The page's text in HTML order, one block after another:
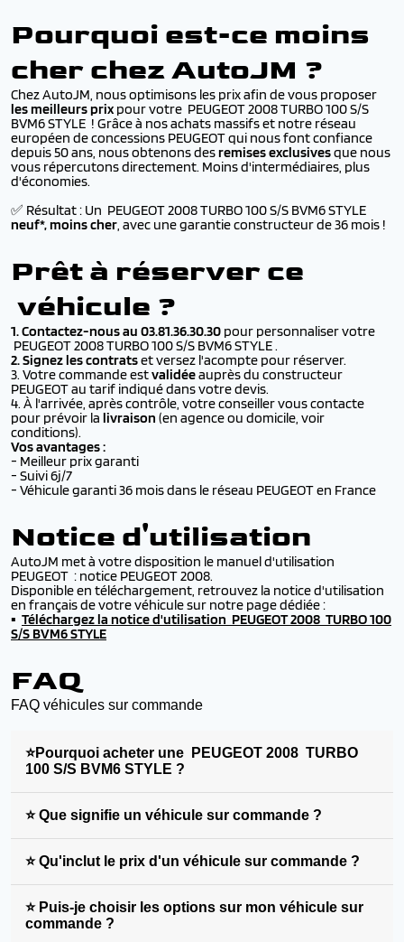
Pourquoi est-ce moins
cher chez AutoJM ?
Chez AutoJM, nous optimisons les prix afin de vous proposer
les meilleurs prix pour votre PEUGEOT 2008 TURBO 100 S/S
BVM6 STYLE ! Grâce à nos achats massifs et notre réseau
européen de concessions PEUGEOT qui nous font confiance
depuis 50 ans, nous obtenons desremises exclusivesque nous
vous répercutons directement. Moins d'intermédiaires, plus
d'économies.
✅ Résultat : Un PEUGEOT 2008 TURBO 100 S/S BVM6 STYLE
neuf*, moins cher, avec une garantie constructeur de 36 mois !
Prêt à réserver ce
véhicule ?
1. Contactez-nous au 03.81.36.30.30 pour personnaliser votre
PEUGEOT 2008 TURBO 100 S/S BVM6 STYLE .
2. Signez les contratset versez l'acompte pour réserver.
3. Votre commande estvalidéeauprès du constructeur
PEUGEOT au tarif indiqué dans votre devis.
4. À l'arrivée, après contrôle, votre conseiller vous contacte
pour prévoir la livraison (en agence ou domicile, voir
conditions).
Vos avantages :
- Meilleur prix garanti
- Suivi 6j/7
- Véhicule garanti 36 mois dans le réseau PEUGEOT en France
Notice d'utilisation
AutoJM met à votre disposition le manuel d'utilisation
PEUGEOT : notice PEUGEOT 2008.
Disponible en téléchargement, retrouvez la notice d'utilisation
en français de votre véhicule sur notre page dédiée :
▪️ Téléchargez la notice d'utilisation PEUGEOT 2008 TURBO 100
S/S BVM6 STYLE
FAQ
FAQ véhicules sur commande
⭐Pourquoi acheter une PEUGEOT 2008 TURBO
100 S/S BVM6 STYLE ?
⭐ Que signifie un véhicule sur commande ?
⭐ Qu'inclut le prix d'un véhicule sur commande ?
⭐ Puis-je choisir les options sur mon véhicule sur
commande ?